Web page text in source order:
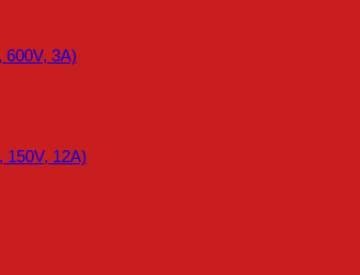
600V, 3A)
150V, 12A)